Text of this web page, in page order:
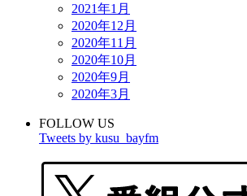
2021年1月
2020年12月
2020年11月
2020年10月
2020年9月
2020年3月
FOLLOW US
Tweets by kusu_bayfm